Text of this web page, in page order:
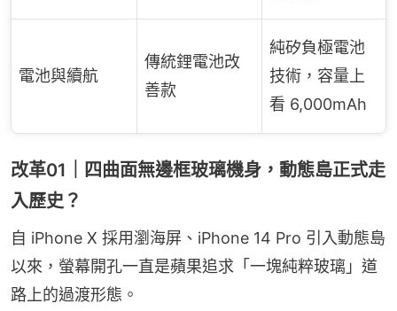
電池與續航
傳統鋰電池改
善款
純矽負極電池
技術，容量上
看 6,000mAh
改革01｜四曲面無邊框玻璃機身，動態島正式走
入歷史？
自 iPhone X 採用瀏海屏、iPhone 14 Pro 引入動態島
以來，螢幕開孔一直是蘋果追求「一塊純粹玻璃」道
路上的過渡形態。